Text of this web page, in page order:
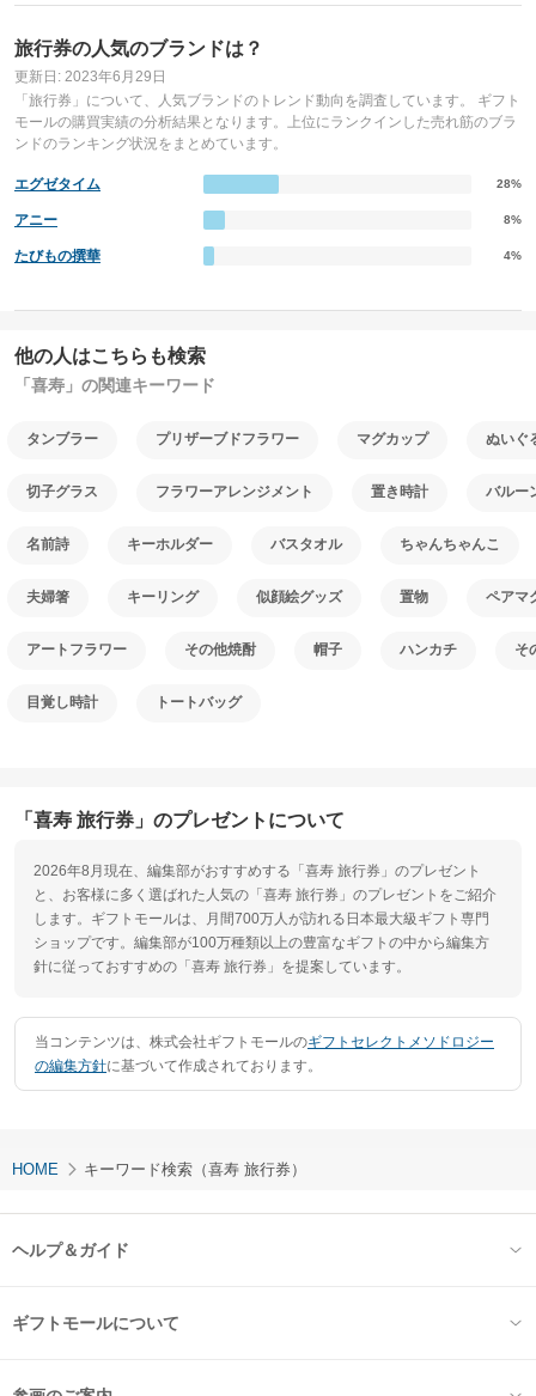
旅行券の人気のブランドは？
更新日: 2023年6月29日
「旅行券」について、人気ブランドのトレンド動向を調査しています。 ギフト
モールの購買実績の分析結果となります。上位にランクインした売れ筋のブラ
ンドのランキング状況をまとめています。
エグゼタイム 28%
アニー 8%
たびもの撰華 4%
他の人はこちらも検索
「喜寿」の関連キーワード
タンブラー プリザーブドフラワー マグカップ ぬいぐ
切子グラス フラワーアレンジメント 置き時計 バルー
名前詩 キーホルダー バスタオル ちゃんちゃんこ
夫婦箸 キーリング 似顔絵グッズ 置物 ペアマ
アートフラワー その他焼酎 帽子 ハンカチ そ
目覚し時計 トートバッグ
「喜寿 旅行券」のプレゼントについて
2026年8月現在、編集部がおすすめする「喜寿 旅行券」のプレゼント
と、お客様に多く選ばれた人気の「喜寿 旅行券」のプレゼントをご紹介
します。ギフトモールは、月間700万人が訪れる日本最大級ギフト専門
ショップです。編集部が100万種類以上の豊富なギフトの中から編集方
針に従っておすすめの「喜寿 旅行券」を提案しています。
当コンテンツは、株式会社ギフトモールのギフトセレクトメソドロジー
の編集方針に基づいて作成されております。
HOME キーワード検索（喜寿 旅行券）
ヘルプ＆ガイド
ギフトモールについて